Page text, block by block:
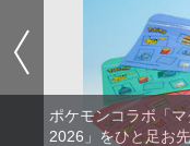
ポケモンコラボ「
2026」をひと足お